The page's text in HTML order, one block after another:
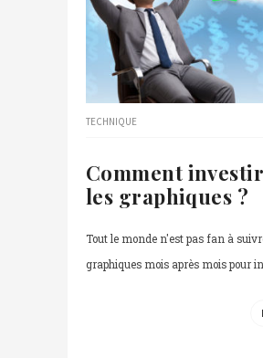
TECHNIQUE
Comment
les graphiques ?
Tout le monde n'est pas fan à
graphiques mois après mois pour